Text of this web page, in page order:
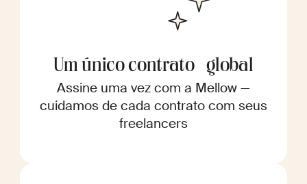
Um único contrato global
Assine uma vez com a Mellow —
cuidamos de cada contrato com seus
freelancers